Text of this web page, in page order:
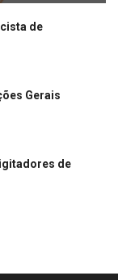
de
Gerais
de